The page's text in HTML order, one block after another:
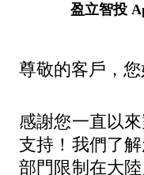
盈立智投
尊敬的客戶，您
感謝您一直以
支持！我們了
部門限制在大